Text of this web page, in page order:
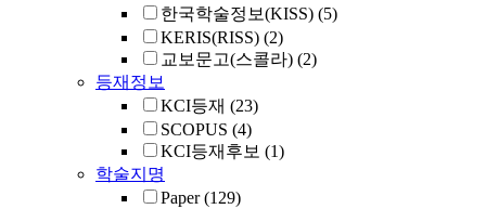
한국학술정보(KISS) (5)
KERIS(RISS) (2)
교보문고(스콜라) (2)
등재정보
KCI등재 (23)
SCOPUS (4)
KCI등재후보 (1)
학술지명
Paper (129)